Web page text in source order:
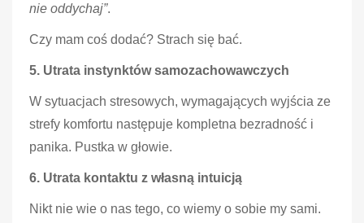
nie oddychaj”.
Czy mam coś dodać? Strach się bać.
5. Utrata instynktów samozachowawczych
W sytuacjach stresowych, wymagających wyjścia ze
strefy komfortu następuje kompletna bezradność i
panika. Pustka w głowie.
6. Utrata kontaktu z własną intuicją
Nikt nie wie o nas tego, co wiemy o sobie my sami.